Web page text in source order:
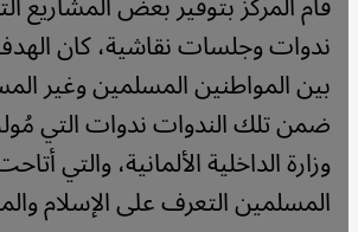
ندوات وجلسات نقاشية، كان
بين المواطنين المسلمين وغير
ضمن تلك الندوات ندوات التي
وزارة الداخلية الألمانية، والتي
المسلمين التعرف على الإسلام